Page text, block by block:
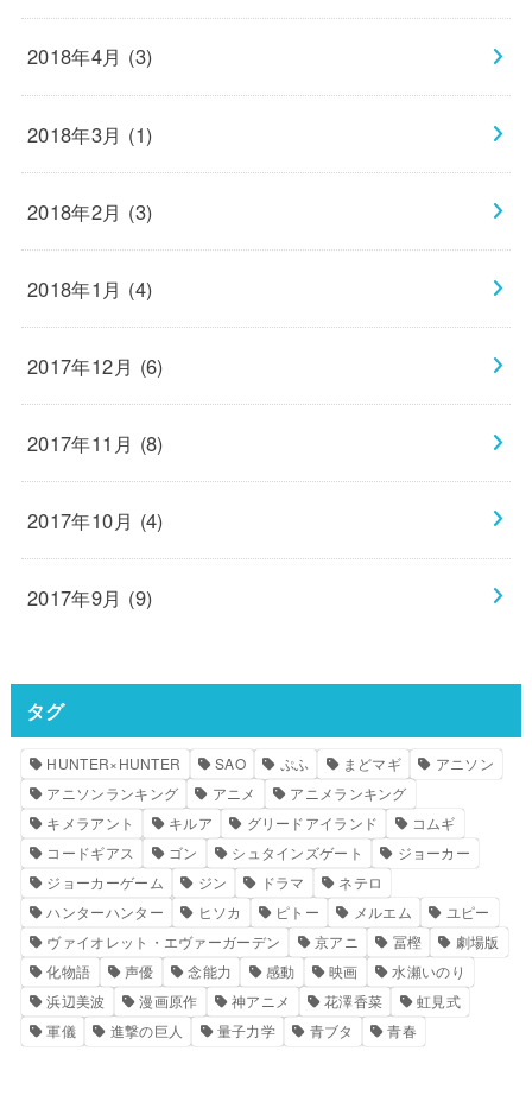
2018年4月 (3)
2018年3月 (1)
2018年2月 (3)
2018年1月 (4)
2017年12月 (6)
2017年11月 (8)
2017年10月 (4)
2017年9月 (9)
タグ
HUNTER×HUNTER SAO ぷふ まどマギ
アニソン
アニソンランキング
アニメ
アニメランキング
キメラアント
キルア グリードアイランド
コムギ
コードギアス
ゴン シュタインズゲート
ジョーカー
ジョーカーゲーム
ジン ドラマ
ネテロ
ハンターハンター
ヒソカ ピトー メルエム
ユピー
ヴァイオレット・エヴァーガーデン
京アニ 冨樫
劇場版
化物語
声優 念能力 感動 映画
水瀬いのり
浜辺美波
漫画原作 神アニメ 花澤香菜
虹見式
軍儀
進撃の巨人 量子力学 青ブタ 青春